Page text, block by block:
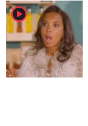
player2